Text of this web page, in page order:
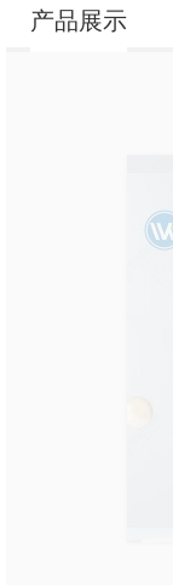
产品展示